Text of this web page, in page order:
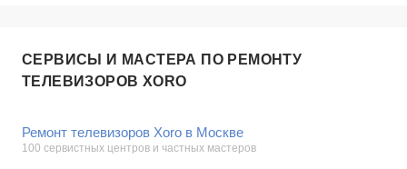
СЕРВИСЫ И МАСТЕРА ПО РЕМОНТУ
ТЕЛЕВИЗОРОВ XORO
Ремонт телевизоров Xoro в Москве
100 сервистных центров и частных мастеров